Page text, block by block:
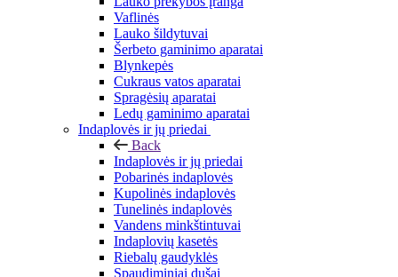
Vaflinės
Lauko šildytuvai
Šerbeto gaminimo aparatai
Blynkepės
Cukraus vatos aparatai
Spragėsių aparatai
Ledų gaminimo aparatai
Indaplovės ir jų priedai
Back
Indaplovės ir jų priedai
Pobarinės indaplovės
Kupolinės indaplovės
Tunelinės indaplovės
Vandens minkštintuvai
Indaplovių kasetės
Riebalų gaudyklės
Spaudiminiai dušai